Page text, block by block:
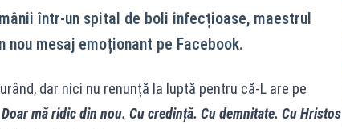
într-un spital de boli infecțioase, maestrul
mesaj emoționant pe Facebook.
dar nici nu renunță la luptă pentru că-L are pe
mă ridic din nou. Cu credință. Cu demnitate. Cu Hristos